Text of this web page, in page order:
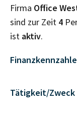
Firma Office
sind zur Zeit 4
ist aktiv.
Tätigkeit/Zweck